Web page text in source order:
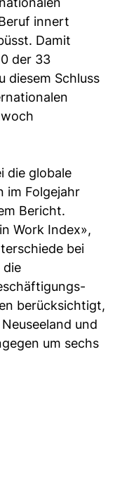
innert
Damit
der 33
diesem Schluss
die globale
im Folgejahr
Bericht.
Work Index»,
bei
die
berücksichtigt,
und
um sechs